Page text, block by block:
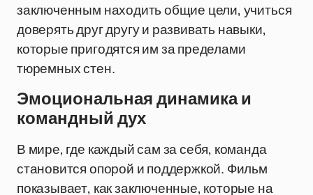
заключенным находить общие цели, учиться
доверять друг другу и развивать навыки,
которые пригодятся им за пределами
тюремных стен.
Эмоциональная динамика и
командный дух
В мире, где каждый сам за себя, команда
становится опорой и поддержкой. Фильм
показывает, как заключенные, которые на